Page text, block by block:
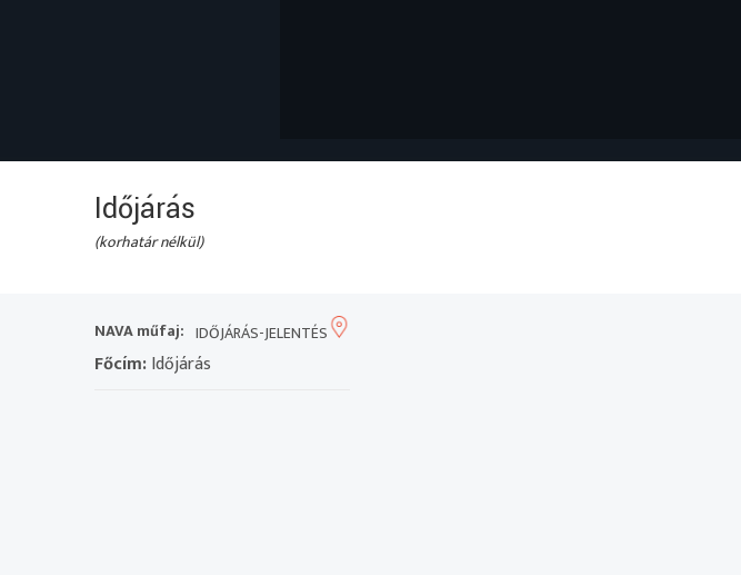
Időjárás
(korhatár nélkül)
NAVA műfaj: IDŐJÁRÁS-JELENTÉS
Főcím:Időjárás